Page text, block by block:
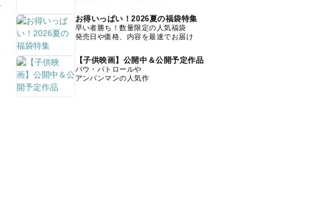
お得いっぱい！2026夏の福袋特集
早い者勝ち！数量限定の人気福袋
発売日や価格、内容を最速でお届け
【子供映画】公開中＆公開予定作品
パウ・パトロールや
アンパンマンの人気作